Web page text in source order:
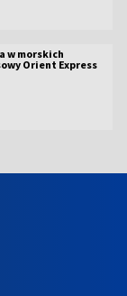
w morskich
Orient Express